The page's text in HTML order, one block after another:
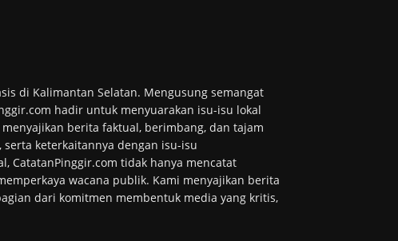
di Kalimantan Selatan. Mengusung semangat
hadir untuk menyuarakan isu-isu lokal
berita faktual, berimbang, dan tajam
keterkaitannya dengan isu-isu
CatatanPinggir.com tidak hanya mencatat
wacana publik. Kami menyajikan berita
dari komitmen membentuk media yang kritis,